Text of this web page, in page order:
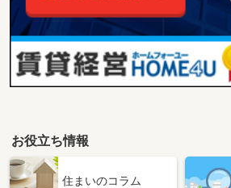
お役立ち情報
住まいのコラム